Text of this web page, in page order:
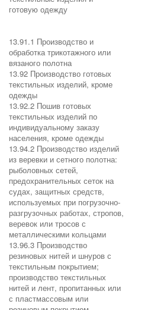
готовую одежду
13.91.1 Производство и
обработка трикотажного или
вязаного полотна
13.92 Производство готовых
текстильных изделий, кроме
одежды
13.92.2 Пошив готовых
текстильных изделий по
индивидуальному заказу
населения, кроме одежды
13.94.2 Производство изделий
из веревки и сетного полотна:
рыболовных сетей,
предохранительных сеток на
судах, защитных средств,
используемых при погрузочно-
разгрузочных работах, стропов,
веревок или тросов с
металлическими кольцами
13.96.3 Производство
резиновых нитей и шнуров с
текстильным покрытием;
производство текстильных
нитей и лент, пропитанных или
с пластмассовым или